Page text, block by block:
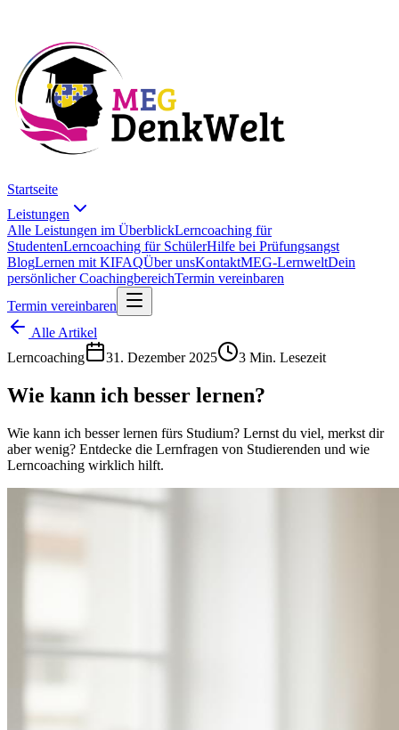
Startseite
Leistungen
Alle Leistungen im ÜberblickLerncoaching für
StudentenLerncoaching für SchülerHilfe bei Prüfungsangst
BlogLernen mit KIFAQÜber unsKontaktMEG-LernweltDein
persönlicher CoachingbereichTermin vereinbaren
Termin vereinbaren
Alle Artikel
Lerncoaching
31. Dezember 2025 3 Min. Lesezeit
Wie kann ich besser lernen?
Wie kann ich besser lernen fürs Studium? Lernst du viel, merkst dir
aber wenig? Entdecke die Lernfragen von Studierenden und wie
Lerncoaching wirklich hilft.